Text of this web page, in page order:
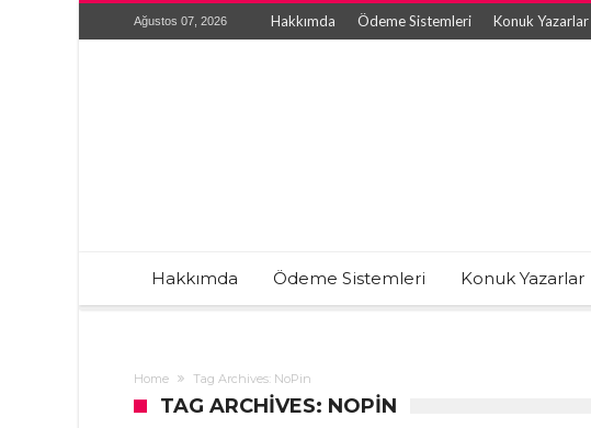
Ağustos 07, 2026 Hakkımda Ödeme Sistemleri Konuk Yazarlar
Hakkımda Ödeme Sistemleri Konuk Yazarlar
Home Tag Archives: NoPin
TAG ARCHIVES: NOPIN